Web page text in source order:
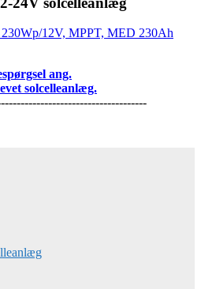
ang.
solcelleanlæg.